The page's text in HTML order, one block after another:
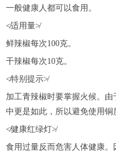
一般健康人都可以食用。
≮适用量≯
鲜辣椒每次100克。
干辣椒每次10克。
≮特别提示≯
加工青辣椒时要掌握火候。
中更是如此，所以避免使用铜
≮健康红绿灯≯
食用过量反而危害人体健康